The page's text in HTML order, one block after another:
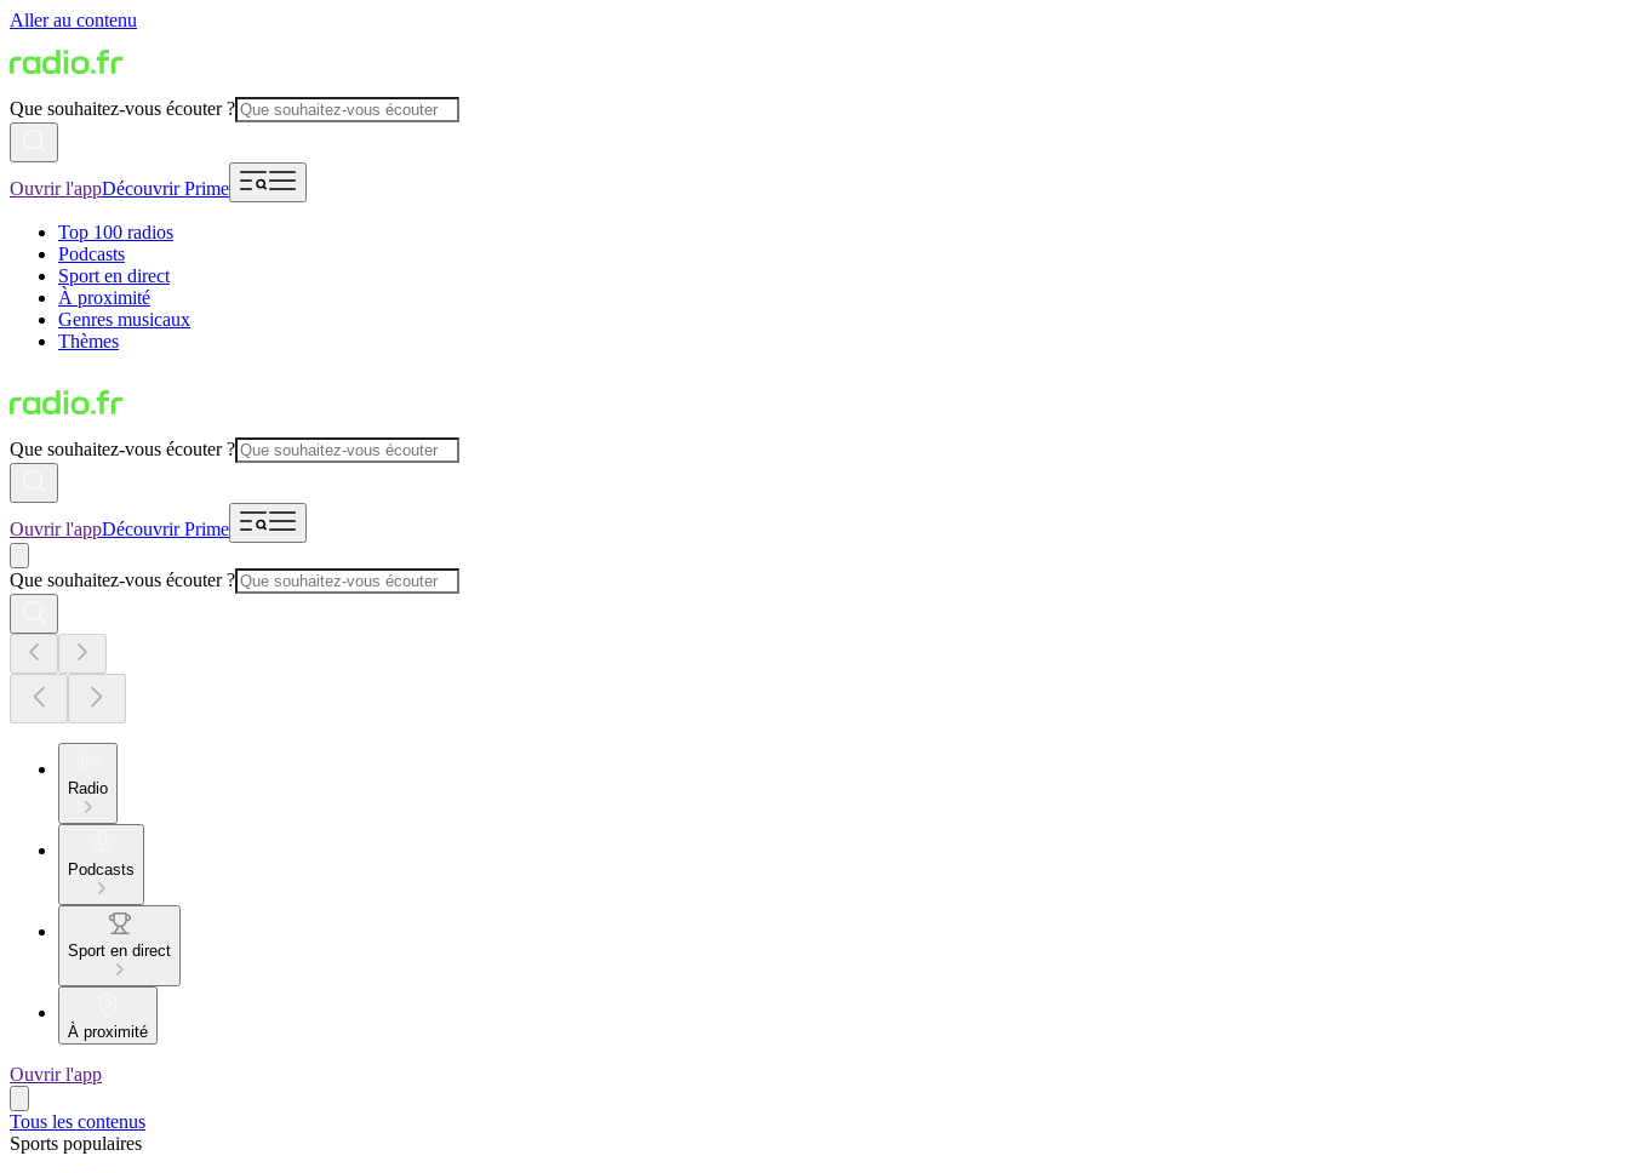
Aller au contenu
Que souhaitez-vous écouter ?
Ouvrir l'appDécouvrir Prime
Top 100 radios
Podcasts
Sport en direct
À proximité
Genres musicaux
Thèmes
Que souhaitez-vous écouter ?
Ouvrir l'appDécouvrir Prime
Que souhaitez-vous écouter ?
Radio
Podcasts
Sport en direct
À proximité
Ouvrir l'app
Tous les contenus
Sports populaires